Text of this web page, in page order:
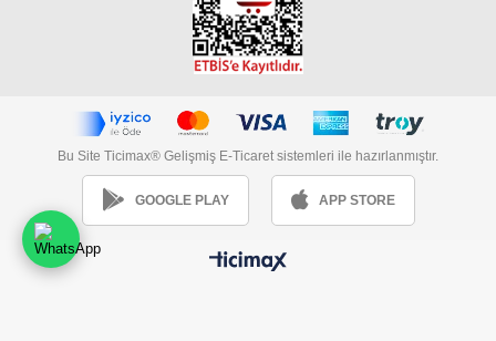
Bu Site Ticimax® Gelişmiş E-Ticaret sistemleri ile hazırlanmıştır.
GOOGLE PLAY APP STORE